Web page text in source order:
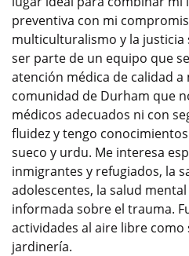
preventiva con mi
multiculturalismo y la justicia
ser parte de un equipo que
atención médica de calidad a
comunidad de Durham que
médicos adecuados ni con
fluidez y tengo
sueco y urdu. Me interesa
inmigrantes y refugiados, la
adolescentes, la salud
informada sobre el trauma.
actividades al aire libre
jardinería.